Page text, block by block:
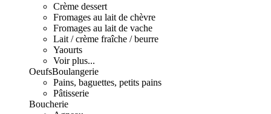
Crème dessert
Fromages au lait de chèvre
Fromages au lait de vache
Lait / crème fraîche / beurre
Yaourts
Voir plus...
OeufsBoulangerie
Pains, baguettes, petits pains
Pâtisserie
Boucherie